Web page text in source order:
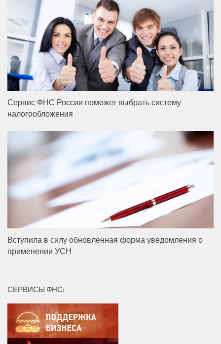
Сервис ФНС России поможет выбрать систему
налогообложения
Вступила в силу обновленная форма уведомления о
применении УСН
СЕРВИСЫ ФНС: